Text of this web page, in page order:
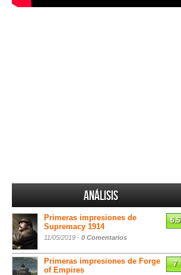
Análisis
Primeras impresiones de
Supremacy 1914
11/05/2019 - 0 Comentarios
6.5
Primeras impresiones de Forge
of Empires
7